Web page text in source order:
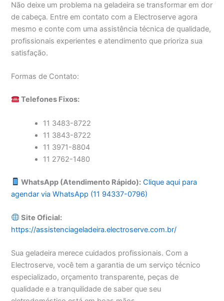
Não deixe um problema na geladeira se transformar em dor
de cabeça. Entre em contato com a Electroserve agora
mesmo e conte com uma assistência técnica de qualidade,
profissionais experientes e atendimento que prioriza sua
satisfação.
Formas de Contato:
Telefones Fixos:
11 3483-8722
11 3843-8722
11 3971-8804
11 2762-1480
WhatsApp (Atendimento Rápido): Clique aqui para
agendar via WhatsApp (11 94337-0796)
Site Oficial:
https://assistenciageladeira.electroserve.com.br/
Sua geladeira merece cuidados profissionais. Com a
Electroserve, você tem a garantia de um serviço técnico
especializado, orçamento transparente, peças de
qualidade e a tranquilidade de saber que seu